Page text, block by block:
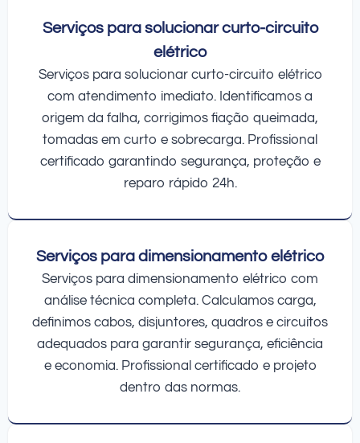
Serviços para solucionar curto-circuito
elétrico
Serviços para solucionar curto-circuito elétrico
com atendimento imediato. Identificamos a
origem da falha, corrigimos fiação queimada,
tomadas em curto e sobrecarga. Profissional
certificado garantindo segurança, proteção e
reparo rápido 24h.
Serviços para dimensionamento elétrico
Serviços para dimensionamento elétrico com
análise técnica completa. Calculamos carga,
definimos cabos, disjuntores, quadros e circuitos
adequados para garantir segurança, eficiência
e economia. Profissional certificado e projeto
dentro das normas.